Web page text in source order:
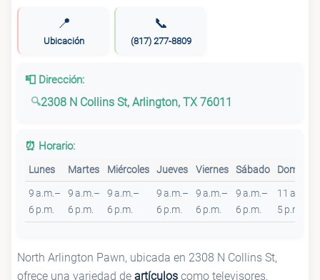
📍
Ubicación
📞
(817) 277-8809
📮 Dirección:
2308 N Collins St, Arlington, TX 76011
⏰ Horario:
Lunes Martes Miércoles Jueves Viernes Sábado Domingo
9 a.m.–
6 p.m.
9 a.m.–
6 p.m.
9 a.m.–
6 p.m.
9 a.m.–
6 p.m.
9 a.m.–
6 p.m.
9 a.m.–
6 p.m.
11 a.m.–
5 p.m.
North Arlington Pawn, ubicada en 2308 N Collins St,
ofrece una variedad de artículos como televisores,